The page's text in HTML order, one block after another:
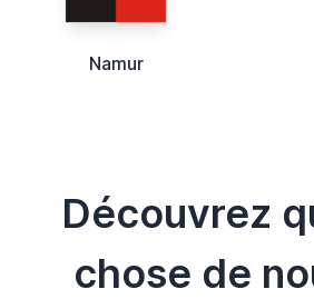
Namur
Découvrez
chose de